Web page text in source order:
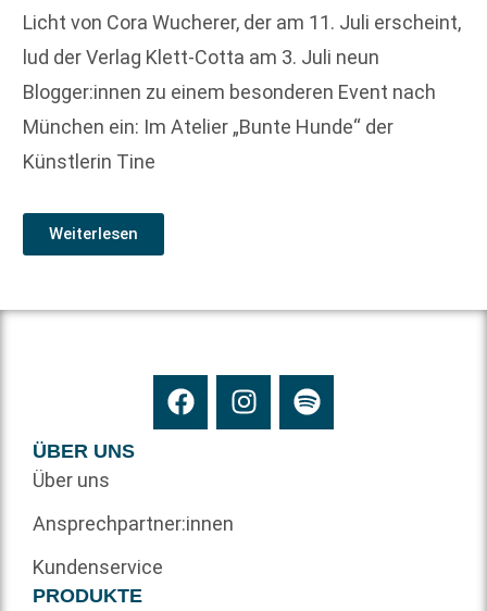
Licht von Cora Wucherer, der am 11. Juli erscheint,
lud der Verlag Klett-Cotta am 3. Juli neun
Blogger:innen zu einem besonderen Event nach
München ein: Im Atelier „Bunte Hunde“ der
Künstlerin Tine
Weiterlesen
ÜBER UNS
Über uns
Ansprechpartner:innen
Kundenservice
PRODUKTE